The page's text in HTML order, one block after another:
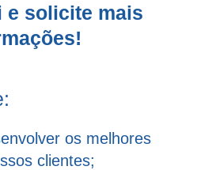
e solicite mais
os melhores
clientes;